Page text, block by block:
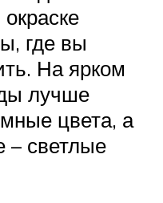
где вы
На ярком
лучше
цвета, а
– светлые